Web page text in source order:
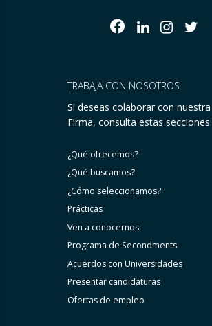
TRABAJA CON NOSOTROS
Si deseas colaborar con nuestra
Firma, consulta estas secciones:
¿Qué ofrecemos?
¿Qué buscamos?
¿Cómo seleccionamos?
Prácticas
Ven a conocernos
Programa de Secondments
Acuerdos con Universidades
Presentar candidaturas
Ofertas de empleo